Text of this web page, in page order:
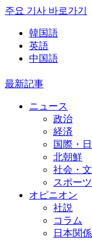
주요 기사 바로가기
韓国語
英語
中国語
最新記事
ニュース
政治
経済
国際・
北朝鮮
社会・
スポーツ
オピニオン
社説
コラム
日本関